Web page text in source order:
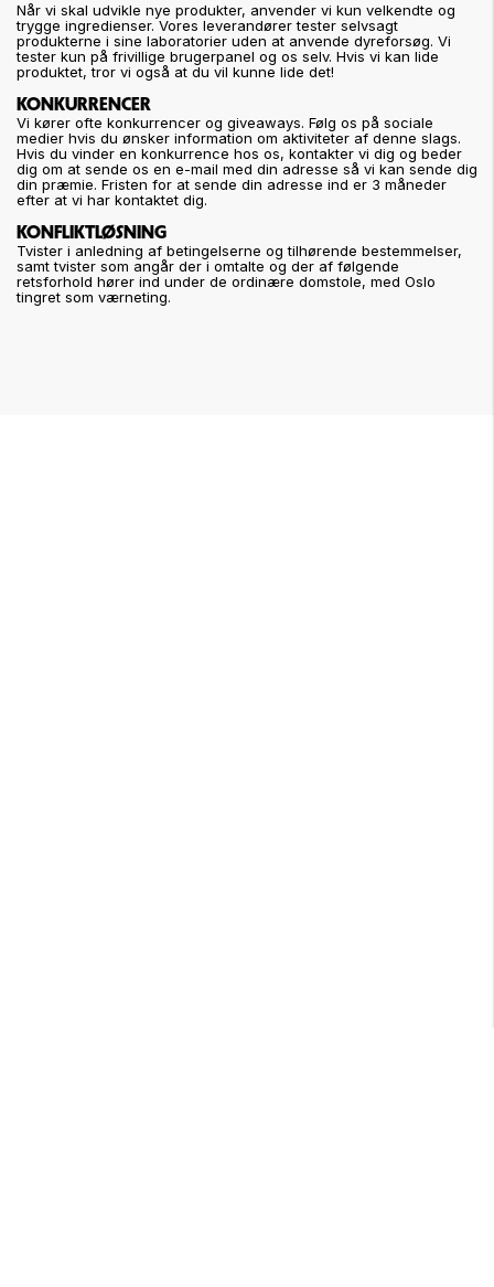
Når vi skal udvikle nye produkter, anvender vi kun velkendte og
trygge ingredienser. Vores leverandører tester selvsagt
produkterne i sine laboratorier uden at anvende dyreforsøg. Vi
tester kun på frivillige brugerpanel og os selv. Hvis vi kan lide
produktet, tror vi også at du vil kunne lide det!
KONKURRENCER
Vi kører ofte konkurrencer og giveaways. Følg os på sociale
medier hvis du ønsker information om aktiviteter af denne slags.
Hvis du vinder en konkurrence hos os, kontakter vi dig og beder
dig om at sende os en e-mail med din adresse så vi kan sende dig
din præmie. Fristen for at sende din adresse ind er 3 måneder
efter at vi har kontaktet dig.
KONFLIKTLØSNING
Tvister i anledning af betingelserne og tilhørende bestemmelser,
samt tvister som angår der i omtalte og der af følgende
retsforhold hører ind under de ordinære domstole, med Oslo
tingret som værneting.